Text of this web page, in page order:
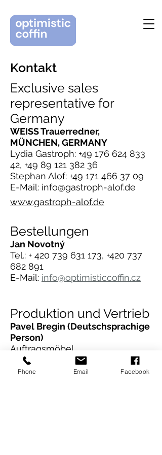
Kontakt
Exclusive sales
representative for
Germany
WEISS Trauerredner,
MÜNCHEN, GERMANY
Lydia Gastroph: +49 176 624 833
42, +49 89 121 382 36
Stephan Alof: +49 171 466 37 09
E-Mail: info@gastroph-alof.de
www.gastroph-alof.de
Bestellungen
Jan Novotný
Tel.: + 420 739 631 173, +420 737
682 891
E-Mail: info@optimisticcoffin.cz
Produktion und Vertrieb
Pavel Bregin (Deutschsprachige
Person)
Auftragsmöbel
Hliník 615, 783 53 Velká Bystřice
Tschechien
Phone Email Facebook